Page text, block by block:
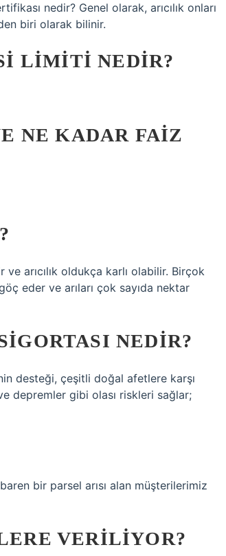
nedir? Genel olarak, arıcılık onları
biri olarak bilinir.
LIMITI NEDIR?
NE KADAR FAIZ
arıcılık oldukça karlı olabilir. Birçok
eder ve arıları çok sayıda nektar
NEDIR?
desteği, çeşitli doğal afetlere karşı
ve depremler gibi olası riskleri sağlar;
bir parsel arısı alan müşterilerimiz
VERILIYOR?